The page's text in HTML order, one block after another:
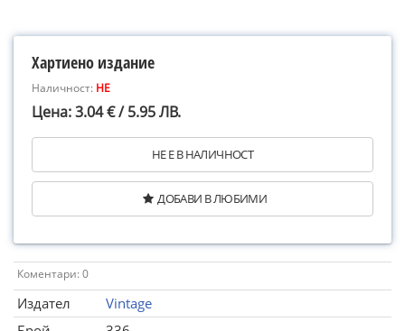
Хартиено издание
Наличност: НЕ
Цена: 3.04 € / 5.95 ЛВ.
НЕ Е В НАЛИЧНОСТ
ДОБАВИ В ЛЮБИМИ
Коментари: 0
Издател
Vintage